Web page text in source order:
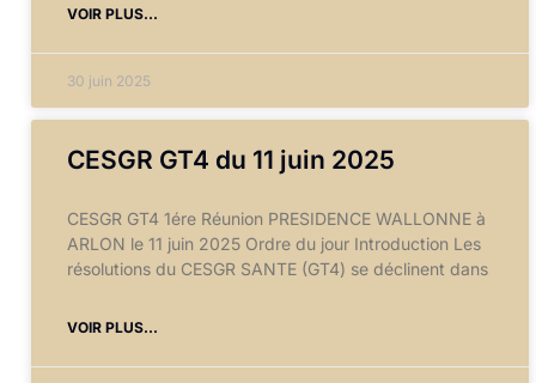
VOIR PLUS...
30 juin 2025
CESGR GT4 du 11 juin 2025
CESGR GT4 1ére Réunion PRESIDENCE WALLONNE à
ARLON le 11 juin 2025 Ordre du jour Introduction Les
résolutions du CESGR SANTE (GT4) se déclinent dans
VOIR PLUS...